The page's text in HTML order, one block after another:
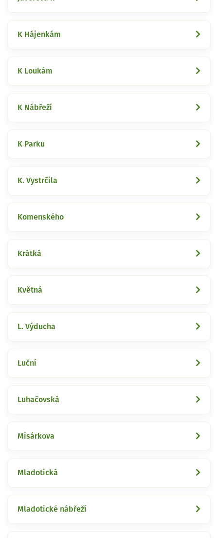
K Hájenkám
K Loukám
K Nábřeží
K Parku
K. Vystrčila
Komenského
Krátká
Květná
L. Výducha
Luční
Luhačovská
Misárkova
Mladotická
Mladotické nábřeží